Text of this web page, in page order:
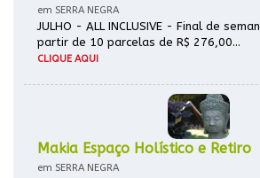
em SERRA NEGRA
JULHO - ALL INCLUSIVE - Final de
partir de 10 parcelas de R$ 276,00...
CLIQUE AQUI
Makia Espaço Holístico e Retiro
em SERRA NEGRA